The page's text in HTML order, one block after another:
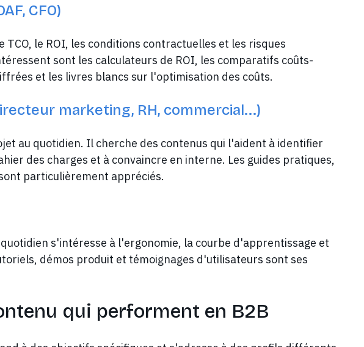
CFO)
TCO, le ROI, les conditions contractuelles et les risques
sont les calculateurs de ROI, les comparatifs coûts-
et les livres blancs sur l'optimisation des coûts.
marketing, RH, commercial...)
au quotidien. Il cherche des contenus qui l'aident à identifier
des charges et à convaincre en interne. Les guides pratiques,
particulièrement appréciés.
s'intéresse à l'ergonomie, la courbe d'apprentissage et
démos produit et témoignages d'utilisateurs sont ses
qui performent en B2B